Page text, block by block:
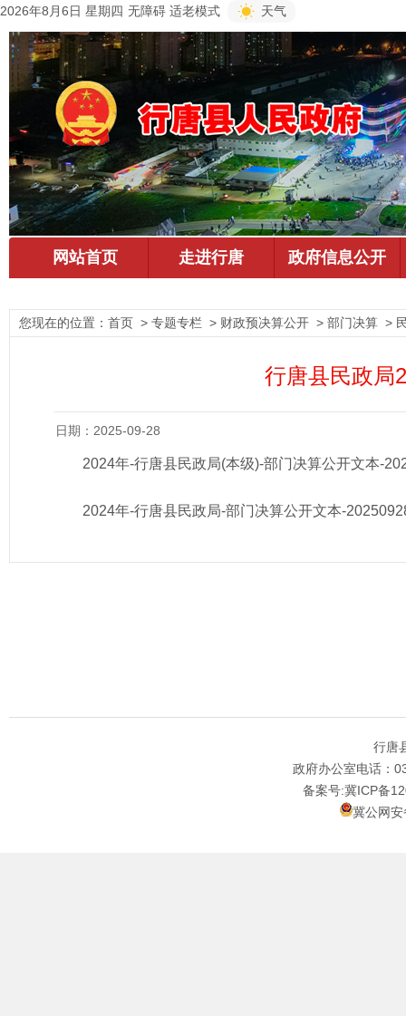
2026年8月6日 星期四 无障碍 适老模式 天气
您现在的位置： 首页 > 专题专栏 > 财政预决算公开 > 部门决算 >
行唐县民政局
日期：2025-09-28
2024年-行唐县民政局(本级)-部门决算公开文本-
2024年-行唐县民政局-部门决算公开文本-